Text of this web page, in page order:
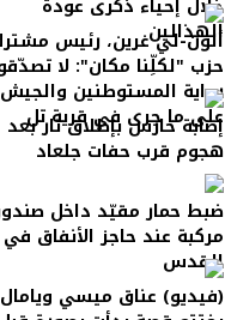
خلال إحياء ذكرى عودة
الهذالين
ألون-لي غرين، رئيس
حزب "لكلِّنا مكان": لا
رواية المستوطنين والجيش
على ما جرى في قرية تل
إصابة حارس بإطلاق نار بعد
هجوم قرب حفات جلعاد
ضبط حمار مقيّد داخل
مركبة عند حاجز الأنفاق في
القدس
(فيديو) عناق ميسي ويامال